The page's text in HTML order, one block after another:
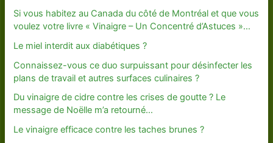
Si vous habitez au Canada du côté de Montréal et que vous
voulez votre livre « Vinaigre – Un Concentré d’Astuces »…
Le miel interdit aux diabétiques ?
Connaissez-vous ce duo surpuissant pour désinfecter les
plans de travail et autres surfaces culinaires ?
Du vinaigre de cidre contre les crises de goutte ? Le
message de Noëlle m’a retourné…
Le vinaigre efficace contre les taches brunes ?